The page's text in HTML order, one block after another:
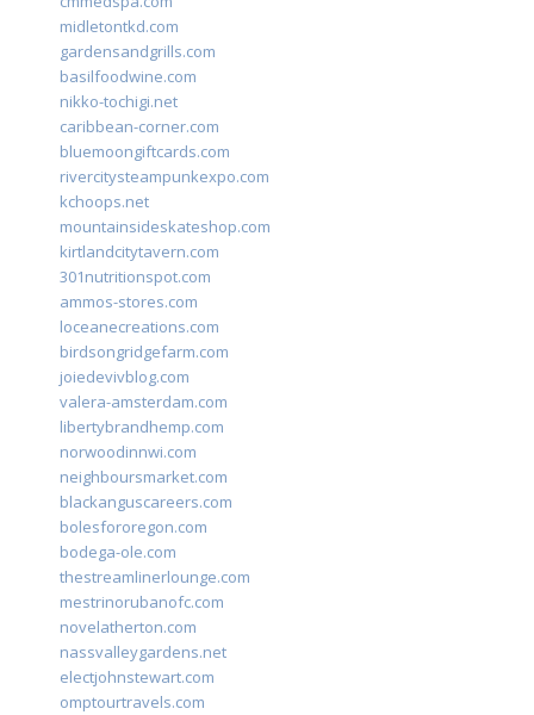
midletontkd.com
gardensandgrills.com
basilfoodwine.com
nikko-tochigi.net
caribbean-corner.com
bluemoongiftcards.com
rivercitysteampunkexpo.com
kchoops.net
mountainsideskateshop.com
kirtlandcitytavern.com
301nutritionspot.com
ammos-stores.com
loceanecreations.com
birdsongridgefarm.com
joiedevivblog.com
valera-amsterdam.com
libertybrandhemp.com
norwoodinnwi.com
neighboursmarket.com
blackanguscareers.com
bolesfororegon.com
bodega-ole.com
thestreamlinerlounge.com
mestrinorubanofc.com
novelatherton.com
nassvalleygardens.net
electjohnstewart.com
omptourtravels.com